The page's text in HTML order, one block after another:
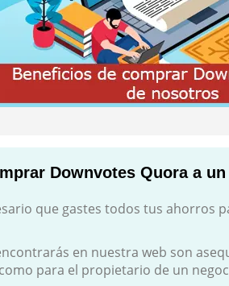
Downvotes Quora a
que gastes todos tus ahorros
en nuestra web son
para el propietario de un